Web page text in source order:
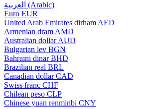
العربية (Arabic)
Euro EUR
United Arab Emirates dirham AED
Armenian dram AMD
Australian dollar AUD
Bulgarian lev BGN
Bahraini dinar BHD
Brazilian real BRL
Canadian dollar CAD
Swiss franc CHF
Chilean peso CLP
Chinese yuan renminbi CNY